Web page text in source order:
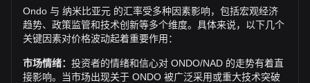
过去7天内，Ondo（ONDO）的汇率下跌了11.76%。 过去1
个月内，Ondo（ONDO）兑 纳米比亚元（NAD）的汇率上升
了10.55%。
Ondo 与 纳米比亚元 的汇率受多种因素影响，包括宏观经济
趋势、政策监管和技术创新等多个维度。具体来说，以下几个
关键因素对价格波动起着重要作用：
市场情绪： 投资者的情绪和信心对 ONDO/NAD 的走势有着直
接影响。当市场出现关于 ONDO 被广泛采用或重大技术突破